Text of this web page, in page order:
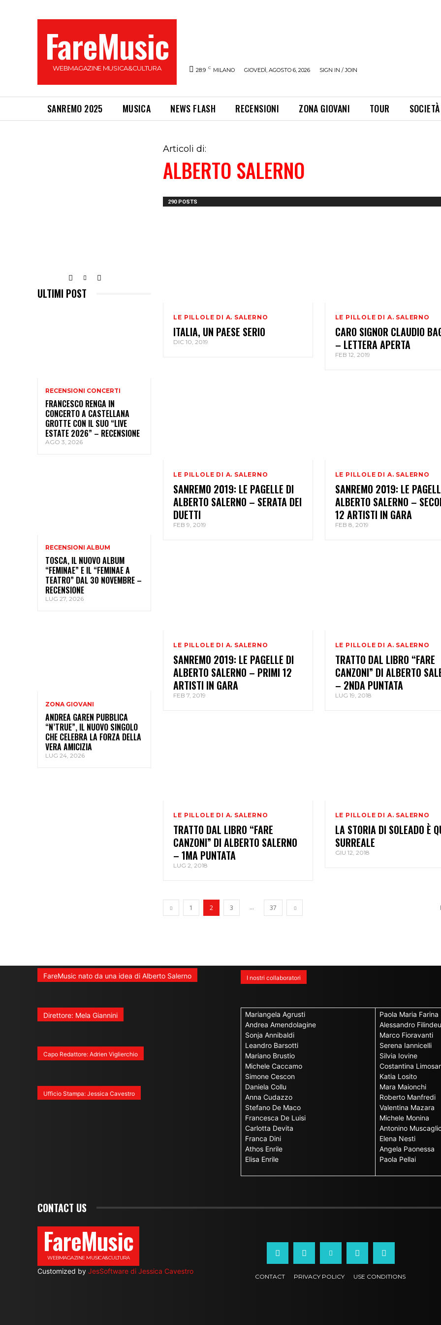
FareMusic
WEBMAGAZINE MUSICA&CULTURA 28.9 C MILANO GIOVEDÌ, AGOSTO 6, 2026 SIGN IN / JOIN
SANREMO 2025 MUSICA NEWS FLASH RECENSIONI ZONA GIOVANI TOUR
ULTIMI POST
RECENSIONI CONCERTI
FRANCESCO RENGA IN
CONCERTO A CASTELLANA
GROTTE CON IL SUO “LIVE
ESTATE 2026” – RECENSIONE
AGO 3, 2026
RECENSIONI ALBUM
TOSCA, IL NUOVO ALBUM
“FEMINAE” E IL “FEMINAE A
TEATRO” DAL 30 NOVEMBRE –
RECENSIONE
LUG 27, 2026
ZONA GIOVANI
ANDREA GAREN PUBBLICA
“N’TRUE”, IL NUOVO SINGOLO
CHE CELEBRA LA FORZA DELLA
VERA AMICIZIA
LUG 24, 2026
Articoli di:
ALBERTO SALERNO
290 POSTS
LE PILLOLE DI A. SALERNO
ITALIA, UN PAESE SERIO
DIC 10, 2019
LE PILLOLE DI A. SALERNO
CARO SIGNOR CLAUDIO
– LETTERA APERTA
FEB 12, 2019
LE PILLOLE DI A. SALERNO
SANREMO 2019: LE PAGELLE DI
ALBERTO SALERNO – SERATA DEI
DUETTI
FEB 9, 2019
LE PILLOLE DI A. SALERNO
SANREMO 2019: LE
ALBERTO SALERNO –
12 ARTISTI IN GARA
FEB 8, 2019
LE PILLOLE DI A. SALERNO
SANREMO 2019: LE PAGELLE DI
ALBERTO SALERNO – PRIMI 12
ARTISTI IN GARA
FEB 7, 2019
LE PILLOLE DI A. SALERNO
TRATTO DAL LIBRO “FARE
CANZONI” DI ALBERTO
– 2NDA PUNTATA
LUG 19, 2018
LE PILLOLE DI A. SALERNO
TRATTO DAL LIBRO “FARE
CANZONI” DI ALBERTO SALERNO
– 1MA PUNTATA
LUG 2, 2018
LE PILLOLE DI A. SALERNO
LA STORIA DI SOLEADO È
SURREALE
GIU 12, 2018
1 2 3 ... 37
FareMusic nato da una idea di Alberto Salerno
Direttore: Mela Giannini
Capo Redattore: Adrien Viglierchio
Ufficio Stampa: Jessica Cavestro
I nostri collaboratori
Mariangela Agrusti
Andrea Amendolagine
Sonja Annibaldi
Leandro Barsotti
Mariano Brustio
Michele Caccamo
Simone Cescon
Daniela Collu
Anna Cudazzo
Stefano De Maco
Francesca De Luisi
Carlotta Devita
Franca Dini
Athos Enrile
Elisa Enrile
Paola Maria Farina
Alessandro Filindeu
Marco Fioravanti
Serena Iannicelli
Silvia Iovine
Costantina
Katia Losito
Mara Maionchi
Roberto Manfredi
Valentina Mazara
Michele Monina
Antonino
Elena Nesti
Angela Paonessa
Paola Pellai
CONTACT US
FareMusic
WEBMAGAZINE MUSICA&CULTURA
Customized by JesSoftware di Jessica Cavestro
CONTACT PRIVACY POLICY USE CONDITIONS